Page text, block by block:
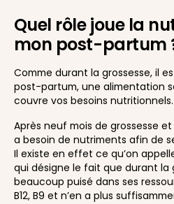
Quel rôle joue la
mon post-partum
Comme durant la grossesse, il
post-partum, une alimentation
couvre vos besoins nutritionnels.
Après neuf mois de grossesse
a besoin de nutriments afin de
Il existe en effet ce qu’on
qui désigne le fait que durant la
beaucoup puisé dans ses
B12, B9 et n’en a plus